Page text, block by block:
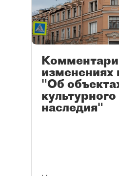
"Об
культурного
наследия"